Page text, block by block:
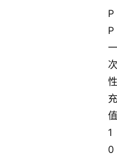
P
P
一
次
性
充
值
1
0